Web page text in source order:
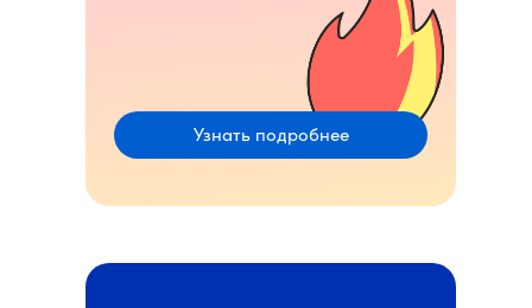
Узнать подробнее